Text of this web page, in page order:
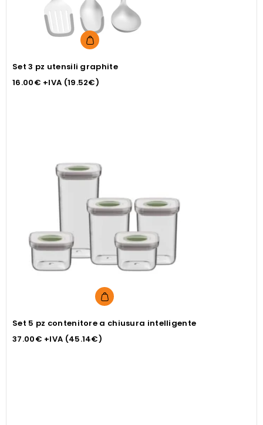
Set 3 pz utensili graphite
16.00€ +IVA (19.52€)
Set 5 pz contenitore a chiusura intelligente
37.00€ +IVA (45.14€)